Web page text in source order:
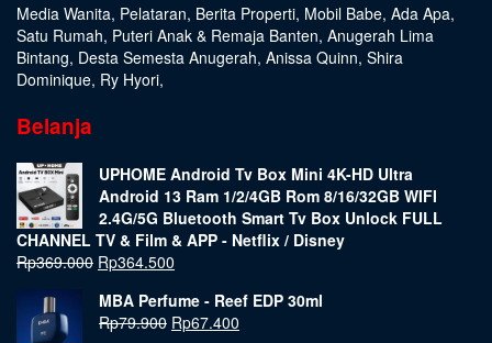
Media Wanita, Pelataran, Berita Properti, Mobil Babe, Ada Apa,
Satu Rumah, Puteri Anak & Remaja Banten, Anugerah Lima
Bintang, Desta Semesta Anugerah, Anissa Quinn, Shira
Dominique, Ry Hyori,
Belanja
UPHOME Android Tv Box Mini 4K-HD Ultra
Android 13 Ram 1/2/4GB Rom 8/16/32GB WIFI
2.4G/5G Bluetooth Smart Tv Box Unlock FULL
CHANNEL TV & Film & APP - Netflix / Disney
Rp369.000 Rp364.500
MBA Perfume - Reef EDP 30ml
Rp79.900 Rp67.400